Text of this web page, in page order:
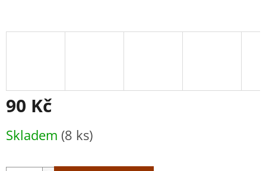
90 Kč
cena:
Skladem (8 ks)